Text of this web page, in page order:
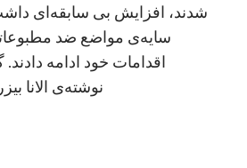
شدند،‌ افزایش بی سابقه‌ای
سایه‌ی مواضع ضد
نوشته‌ی الانا بیزر